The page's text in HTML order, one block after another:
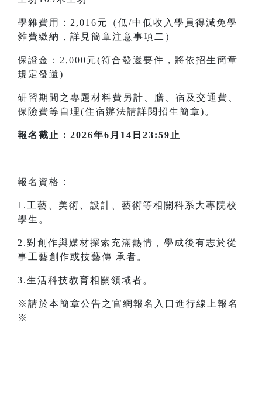
學雜費用：2,016元（低/中低收入學員得減免學
雜費繳納，詳見簡章注意事項二）
保證金：2,000元(符合發還要件，將依招生簡章
規定發還)
研習期間之專題材料費另計、膳、宿及交通費、
保險費等自理(住宿辦法請詳閱招生簡章)。
報名截止：2026年6月14日23:59止
報名資格：
1.工藝、美術、設計、藝術等相關科系大專院校
學生。
2.對創作與媒材探索充滿熱情，學成後有志於從
事工藝創作或技藝傳 承者。
3.生活科技教育相關領域者。
※請於本簡章公告之官網報名入口進行線上報名
※